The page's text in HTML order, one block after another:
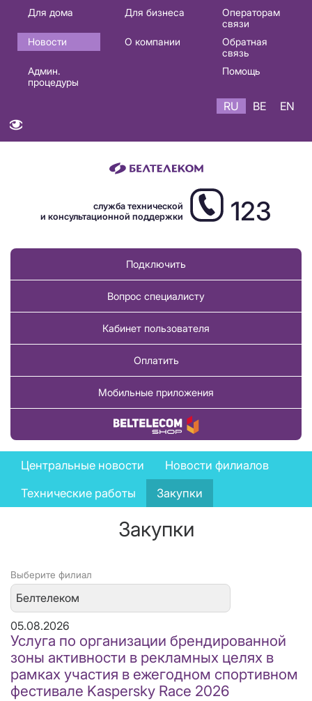
Основная
навигация
RU
Для дома Для бизнеса
Операторам
связи
Новости
О компании
Обратная
связь
Админ.
процедуры
Помощь
RU BE EN
служба технической
и консультационной поддержки
123
Подключить
Вопрос специалисту
Кабинет пользователя
Оплатить
Мобильные приложения
Купить товар
News
menu
Центральные новости
Новости филиалов
Технические работы
Закупки
Закупки
Выберите филиал
05.08.2026
Услуга по организации брендированной
зоны активности в рекламных целях в
рамках участия в ежегодном спортивном
фестивале Kaspersky Race 2026